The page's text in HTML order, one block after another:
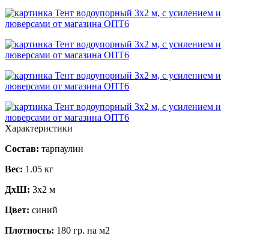
Характеристики
Состав: тарпаулин
Вес: 1.05 кг
ДхШ: 3х2 м
Цвет: синий
Плотность: 180 гр. на м2